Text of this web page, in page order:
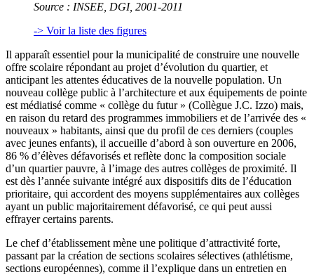
Source : INSEE, DGI, 2001-2011
-> Voir la liste des figures
Il apparaît essentiel pour la municipalité de construire une nouvelle
offre scolaire répondant au projet d’évolution du quartier, et
anticipant les attentes éducatives de la nouvelle population. Un
nouveau collège public à l’architecture et aux équipements de pointe
est médiatisé comme « collège du futur » (Collègue J.C. Izzo) mais,
en raison du retard des programmes immobiliers et de l’arrivée des «
nouveaux » habitants, ainsi que du profil de ces derniers (couples
avec jeunes enfants), il accueille d’abord à son ouverture en 2006,
86 % d’élèves défavorisés et reflète donc la composition sociale
d’un quartier pauvre, à l’image des autres collèges de proximité. Il
est dès l’année suivante intégré aux dispositifs dits de l’éducation
prioritaire, qui accordent des moyens supplémentaires aux collèges
ayant un public majoritairement défavorisé, ce qui peut aussi
effrayer certains parents.
Le chef d’établissement mène une politique d’attractivité forte,
passant par la création de sections scolaires sélectives (athlétisme,
sections européennes), comme il l’explique dans un entretien en